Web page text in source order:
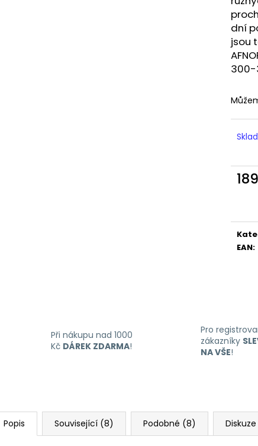
dní
jsou
300-
EAN:
Při nákupu nad 1000
Kč DÁREK ZDARMA!
Pro
zákazníky
NA VŠE!
Popis Související (8) Podobné (8) Diskuze
LIQUID LIQUA
6MG